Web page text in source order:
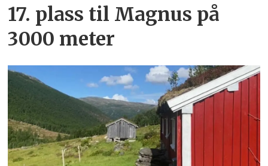
17. plass til Magnus på
3000 meter